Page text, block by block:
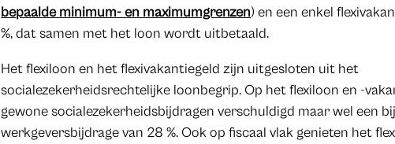
bepaalde minimum- en maximumgrenzen) en een enkel
%, dat samen met het loon wordt uitbetaald.
Het flexiloon en het flexivakantiegeld zijn uitgesloten uit het
socialezekerheidsrechtelijke loonbegrip. Op het flexiloon en -
gewone socialezekerheidsbijdragen verschuldigd maar wel een
werkgeversbijdrage van 28 %. Ook op fiscaal vlak genieten het